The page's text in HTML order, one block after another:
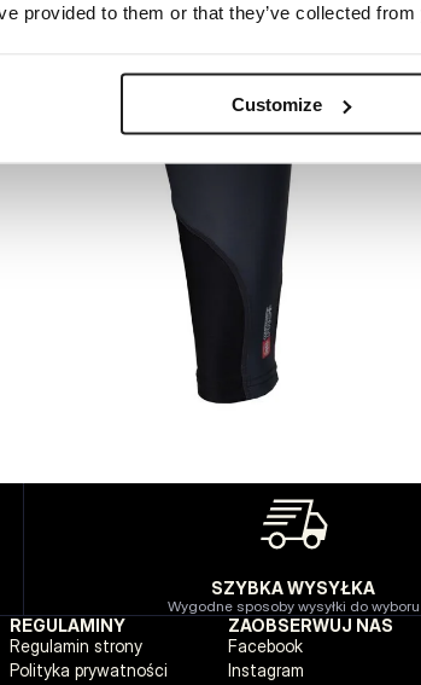
provided to them or that they’ve collected
Customize
SZYBKA WYSYŁKA
Wygodne sposoby wysyłki do wyboru
REGULAMINY
Regulamin strony
Polityka prywatności
ZAOBSERWUJ NAS
Facebook
Instagram